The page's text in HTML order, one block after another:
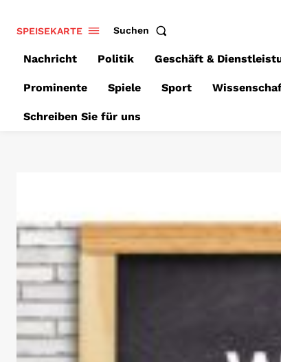
SPEISEKARTE Suchen
Nachricht Politik Geschäft &
Prominente Spiele Sport
Schreiben Sie für uns